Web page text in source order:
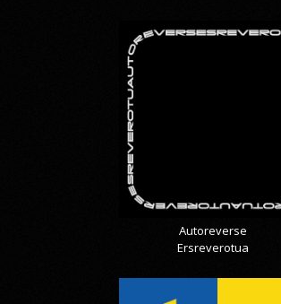
Autoreverse
Ersreverotua